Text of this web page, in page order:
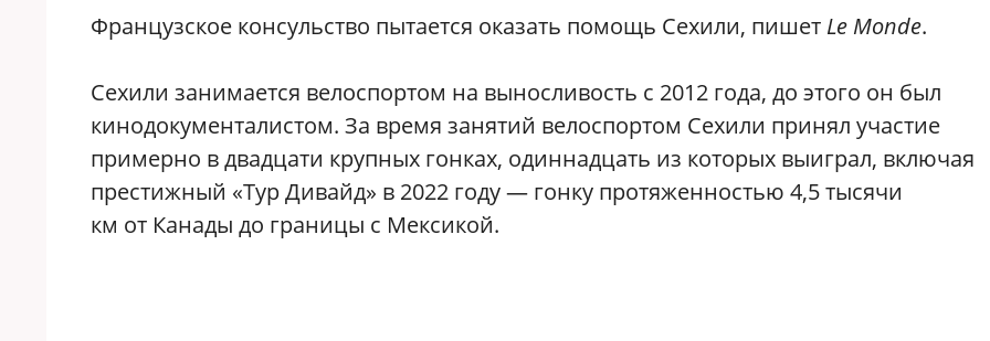
Французское консульство пытается оказать помощь Сехили, пишет Le Monde.
Сехили занимается велоспортом на выносливость с 2012 года, до этого он был
кинодокументалистом. За время занятий велоспортом Сехили принял участие
примерно в двадцати крупных гонках, одиннадцать из которых выиграл, включая
престижный «Тур Дивайд» в 2022 году — гонку протяженностью 4,5 тысячи
км от Канады до границы с Мексикой.